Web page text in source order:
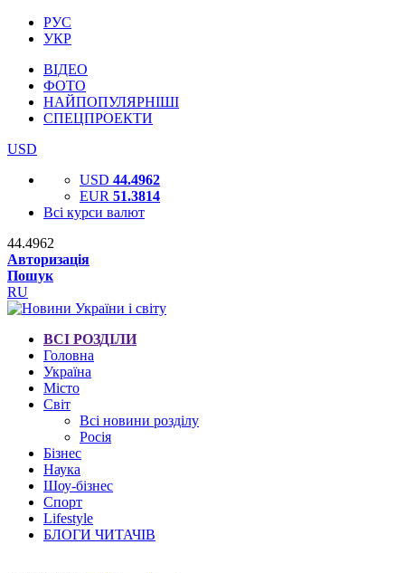
РУС
УКР
ВІДЕО
ФОТО
НАЙПОПУЛЯРНІШІ
СПЕЦПРОЕКТИ
USD
USD 44.4962
EUR 51.3814
Всі курси валют
44.4962
Авторизація
Пошук
RU
ВСІ РОЗДІЛИ
Головна
Україна
Місто
Світ
Всі новини розділу
Росія
Бізнес
Наука
Шоу-бізнес
Спорт
Lifestyle
БЛОГИ ЧИТАЧІВ